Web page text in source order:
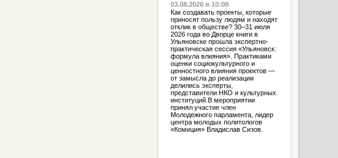
03.08.2026 в 10:08
Как создавать проекты, которые
приносят пользу людям и находят
отклик в обществе? 30–31 июля
2026 года во Дворце книги в
Ульяновске прошла экспертно-
практическая сессия «Ульяновск:
формула влияния». Практиками
оценки социокультурного и
ценностного влияния проектов —
от замысла до реализации
делились эксперты,
представители НКО и культурных
институций.В мероприятии
принял участие член
Молодежного парламента, лидер
центра молодых политологов
«Комиция» Владислав Сизов.